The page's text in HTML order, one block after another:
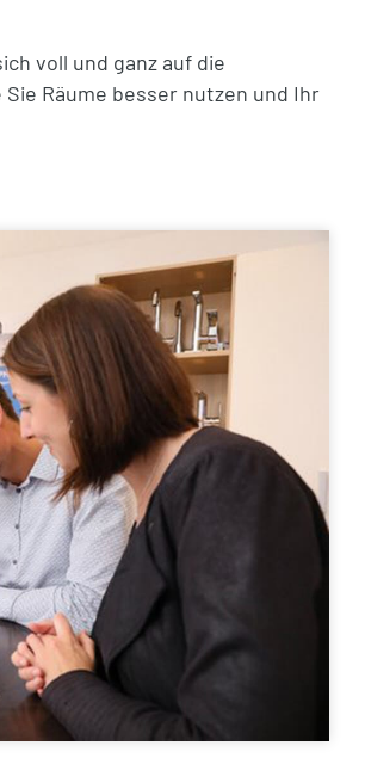
voll und ganz auf die
Räume besser nutzen und Ihr